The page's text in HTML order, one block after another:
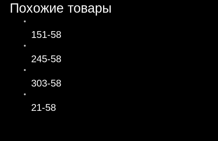
Похожие товары
151-58
245-58
303-58
21-58